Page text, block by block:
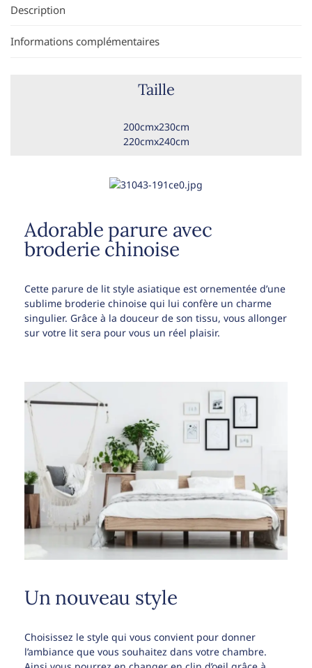
Description
Informations complémentaires
Taille
200cmx230cm
220cmx240cm
Adorable parure avec
broderie chinoise
Cette parure de lit style asiatique est ornementée d’une
sublime broderie chinoise qui lui confère un charme
singulier. Grâce à la douceur de son tissu, vous allonger
sur votre lit sera pour vous un réel plaisir.
Un nouveau style
Choisissez le style qui vous convient pour donner
l’ambiance que vous souhaitez dans votre chambre.